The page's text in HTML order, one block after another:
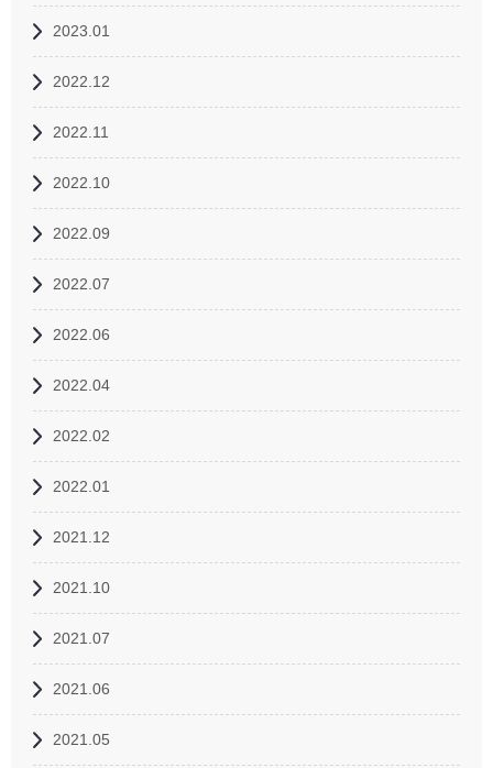
2023.01
2022.12
2022.11
2022.10
2022.09
2022.07
2022.06
2022.04
2022.02
2022.01
2021.12
2021.10
2021.07
2021.06
2021.05